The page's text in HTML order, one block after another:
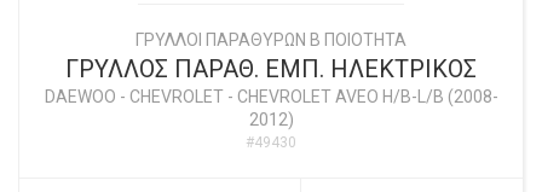
ΓΡΥΛΛΟΙ ΠΑΡΑΘΥΡΩΝ Β ΠΟΙΟΤΗΤΑ
ΓΡΥΛΛΟΣ ΠΑΡΑΘ. ΕΜΠ. ΗΛΕΚΤΡΙΚΟΣ
DAEWOO - CHEVROLET- CHEVROLET AVEO H/B-L/B (2008-
2012)
#49430